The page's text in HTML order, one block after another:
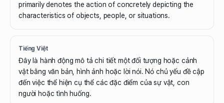
primarily denotes the action of concretely depicting the
characteristics of objects, people, or situations.
Tiếng Việt
Đây là hành động mô tả chi tiết một đối tượng hoặc cảnh
vật bằng văn bản, hình ảnh hoặc lời nói. Nó chủ yếu đề cập
đến việc thể hiện cụ thể các đặc điểm của sự vật, con
người hoặc tình huống.